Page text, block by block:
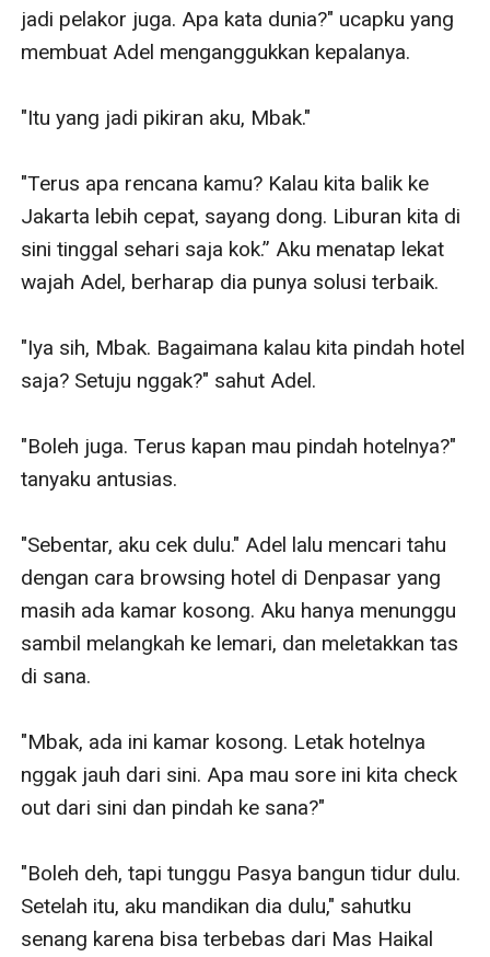
jadi pelakor juga. Apa kata dunia?" ucapku yang
membuat Adel menganggukkan kepalanya.
"Itu yang jadi pikiran aku, Mbak."
"Terus apa rencana kamu? Kalau kita balik ke
Jakarta lebih cepat, sayang dong. Liburan kita di
sini tinggal sehari saja kok.” Aku menatap lekat
wajah Adel, berharap dia punya solusi terbaik.
"Iya sih, Mbak. Bagaimana kalau kita pindah hotel
saja? Setuju nggak?" sahut Adel.
"Boleh juga. Terus kapan mau pindah hotelnya?"
tanyaku antusias.
"Sebentar, aku cek dulu." Adel lalu mencari tahu
dengan cara browsing hotel di Denpasar yang
masih ada kamar kosong. Aku hanya menunggu
sambil melangkah ke lemari, dan meletakkan tas
di sana.
"Mbak, ada ini kamar kosong. Letak hotelnya
nggak jauh dari sini. Apa mau sore ini kita check
out dari sini dan pindah ke sana?"
"Boleh deh, tapi tunggu Pasya bangun tidur dulu.
Setelah itu, aku mandikan dia dulu," sahutku
senang karena bisa terbebas dari Mas Haikal